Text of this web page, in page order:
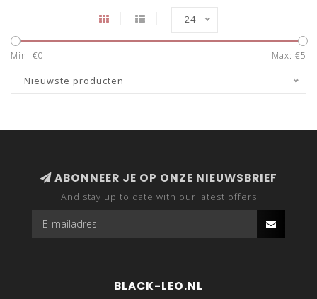
24
Min: €0 Max: €5
Nieuwste producten
ABONNEER JE OP ONZE NIEUWSBRIEF
And stay up to date with our latest offers
BLACK-LEO.NL